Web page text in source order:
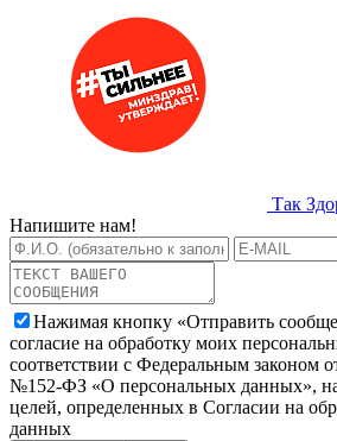
Так
Напишите нам!
Нажимая кнопку «Отправить
согласие на обработку моих
соответствии с Федеральным законом
№152-ФЗ «О персональных данных»,
целей, определенных в Согласии на
данных